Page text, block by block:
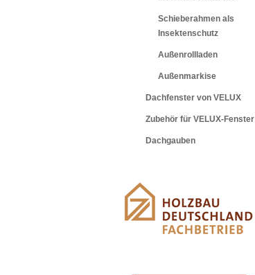
Schieberahmen als
Insektenschutz
Außenrollladen
Außenmarkise
Dachfenster von VELUX
Zubehör für VELUX-Fenster
Dachgauben